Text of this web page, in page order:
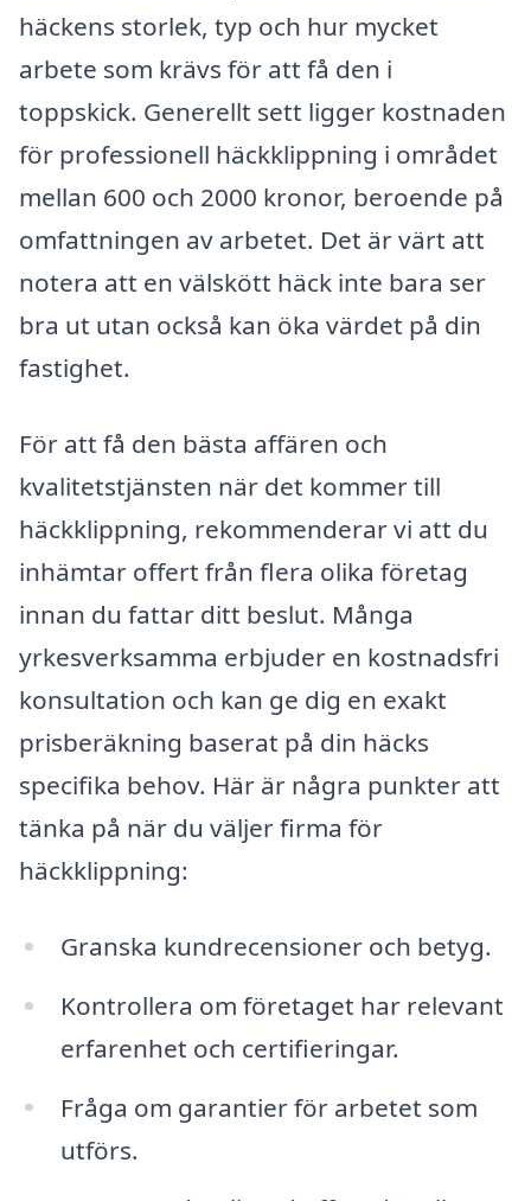
häckens storlek, typ och hur mycket
arbete som krävs för att få den i
toppskick. Generellt sett ligger kostnaden
för professionell häckklippning i området
mellan 600 och 2000 kronor, beroende på
omfattningen av arbetet. Det är värt att
notera att en välskött häck inte bara ser
bra ut utan också kan öka värdet på din
fastighet.
För att få den bästa affären och
kvalitetstjänsten när det kommer till
häckklippning, rekommenderar vi att du
inhämtar offert från flera olika företag
innan du fattar ditt beslut. Många
yrkesverksamma erbjuder en kostnadsfri
konsultation och kan ge dig en exakt
prisberäkning baserat på din häcks
specifika behov. Här är några punkter att
tänka på när du väljer firma för
häckklippning:
Granska kundrecensioner och betyg.
Kontrollera om företaget har relevant
erfarenhet och certifieringar.
Fråga om garantier för arbetet som
utförs.